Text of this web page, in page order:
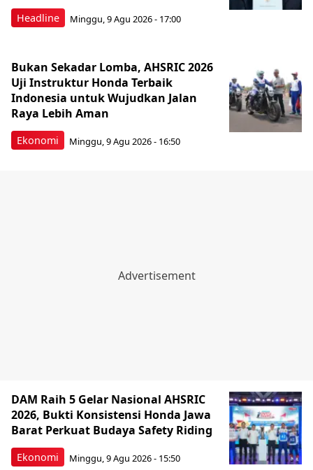
Headline Minggu, 9 Agu 2026 - 17:00
Ekonomi
Bukan Sekadar Lomba, AHSRIC 2026
Uji Instruktur Honda Terbaik
Indonesia untuk Wujudkan Jalan
Raya Lebih Aman
Minggu, 9 Agu 2026 - 16:50
Ekonomi
DAM Raih 5 Gelar Nasional AHSRIC
2026, Bukti Konsistensi Honda Jawa
Barat Perkuat Budaya Safety Riding
Minggu, 9 Agu 2026 - 15:50